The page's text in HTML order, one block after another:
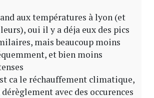
aux températures à lyon (et
oui il y a déja eux des pics
mais beaucoup moins
et bien moins
ca le réchauffement climatique,
avec des occurences